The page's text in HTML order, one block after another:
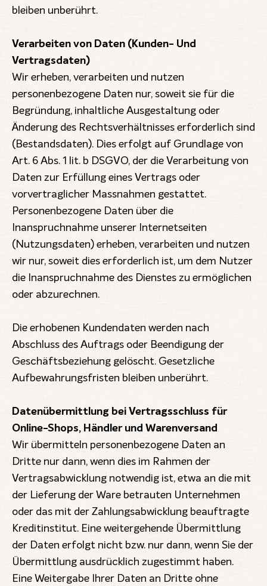
bleiben unberührt.
Verarbeiten von Daten (Kunden- Und
Vertragsdaten)
Wir erheben, verarbeiten und nutzen
personenbezogene Daten nur, soweit sie für die
Begründung, inhaltliche Ausgestaltung oder
Änderung des Rechtsverhältnisses erforderlich sind
(Bestandsdaten). Dies erfolgt auf Grundlage von
Art. 6 Abs. 1 lit. b DSGVO, der die Verarbeitung von
Daten zur Erfüllung eines Vertrags oder
vorvertraglicher Massnahmen gestattet.
Personenbezogene Daten über die
Inanspruchnahme unserer Internetseiten
(Nutzungsdaten) erheben, verarbeiten und nutzen
wir nur, soweit dies erforderlich ist, um dem Nutzer
die Inanspruchnahme des Dienstes zu ermöglichen
oder abzurechnen.
Die erhobenen Kundendaten werden nach
Abschluss des Auftrags oder Beendigung der
Geschäftsbeziehung gelöscht. Gesetzliche
Aufbewahrungsfristen bleiben unberührt.
Datenübermittlung bei Vertragsschluss für
Online-Shops, Händler und Warenversand
Wir übermitteln personenbezogene Daten an
Dritte nur dann, wenn dies im Rahmen der
Vertragsabwicklung notwendig ist, etwa an die mit
der Lieferung der Ware betrauten Unternehmen
oder das mit der Zahlungsabwicklung beauftragte
Kreditinstitut. Eine weitergehende Übermittlung
der Daten erfolgt nicht bzw. nur dann, wenn Sie der
Übermittlung ausdrücklich zugestimmt haben.
Eine Weitergabe Ihrer Daten an Dritte ohne